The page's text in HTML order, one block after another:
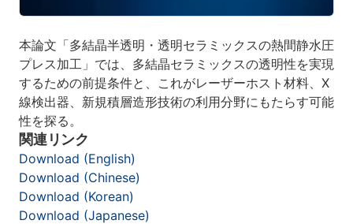
本論文「多結晶半透明・透明セラミックスの熱間静水圧
プレス加工」では、多結晶セラミックスの透明性を実現
するための前提条件と、これがレーザーホスト材料、X
線検出器、新規積層造形技術の利用分野にもたらす可能
性を探る。
関連リンク
Download (English)
Download (Chinese)
Download (Korean)
Download (Japanese)